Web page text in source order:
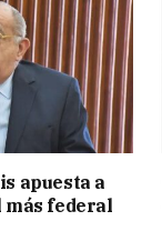
apuesta a
más federal